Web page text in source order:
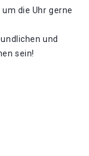
die Uhr gerne
und
sein!